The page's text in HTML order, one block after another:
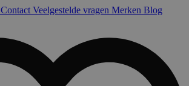
Contact Veelgestelde vragen Merken Blog